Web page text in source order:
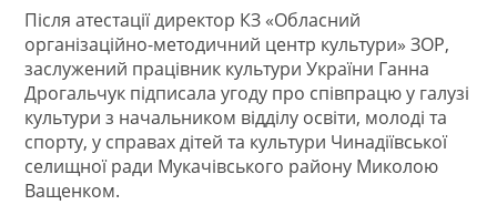
Після атестації директор КЗ «Обласний
організаційно-методичний центр культури» ЗОР,
заслужений працівник культури України Ганна
Дрогальчук підписала угоду про співпрацю у галузі
культури з начальником відділу освіти, молоді та
спорту, у справах дітей та культури Чинадіївської
селищної ради Мукачівського району Миколою
Ващенком.